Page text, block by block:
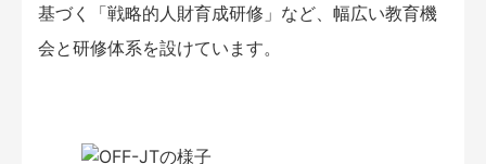
基づく「戦略的人財育成研修」など、幅広い教育機
会と研修体系を設けています。